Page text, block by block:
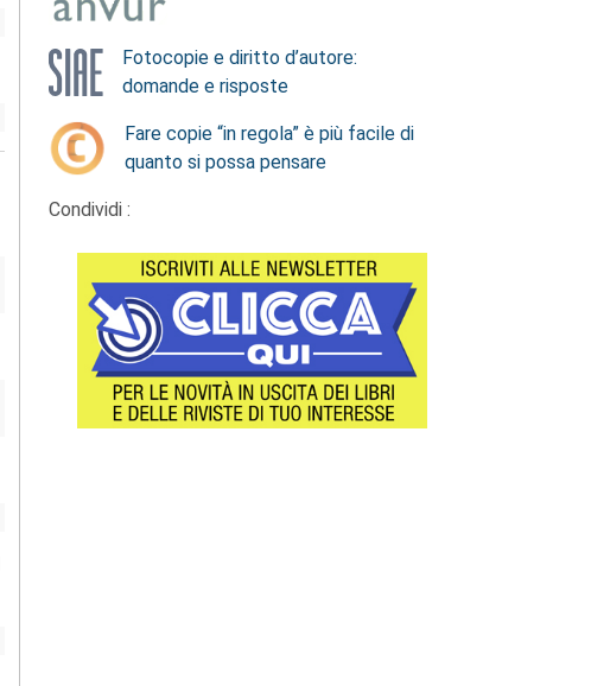
Fotocopie e diritto d’autore:
domande e risposte
Fare copie “in regola” è più facile di
quanto si possa pensare
Condividi :